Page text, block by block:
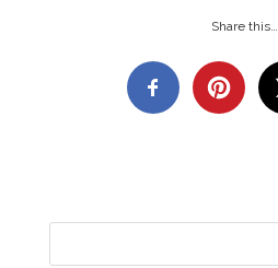
Share this…